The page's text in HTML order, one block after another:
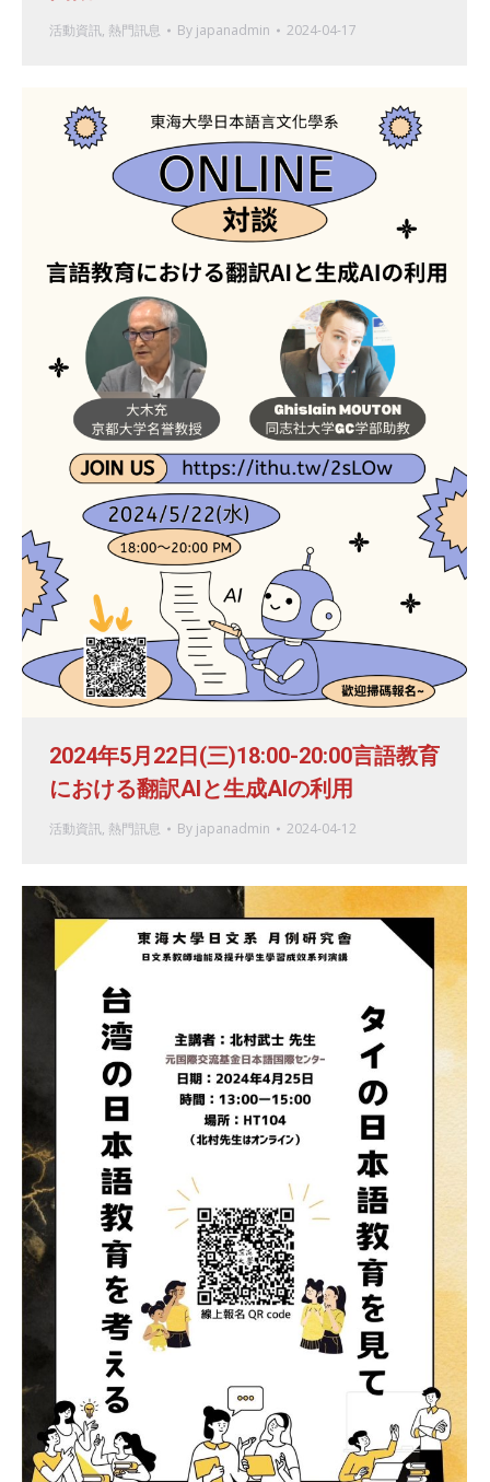
活動資訊, 熱門訊息 By japanadmin 2024-04-17
2024年5月22日(三)18:00-20:00言語教育
における翻訳AIと生成AIの利用
活動資訊, 熱門訊息 By japanadmin 2024-04-12